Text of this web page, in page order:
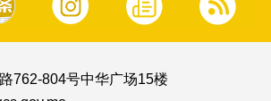
762-804号中华广场15楼